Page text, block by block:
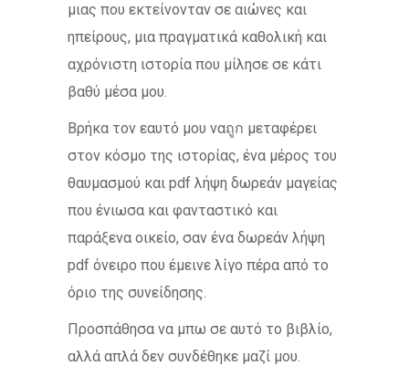
μιας που εκτείνονταν σε αιώνες και
ηπείρους, μια πραγματικά καθολική και
αχρόνιστη ιστορία που μίλησε σε κάτι
βαθύ μέσα μου.
Βρήκα τον εαυτό μου ναถูก μεταφέρει
στον κόσμο της ιστορίας, ένα μέρος του
θαυμασμού και pdf λήψη δωρεάν μαγείας
που ένιωσα και φανταστικό και
παράξενα οικείο, σαν ένα δωρεάν λήψη
pdf όνειρο που έμεινε λίγο πέρα από το
όριο της συνείδησης.
Προσπάθησα να μπω σε αυτό το βιβλίο,
αλλά απλά δεν συνδέθηκε μαζί μου.